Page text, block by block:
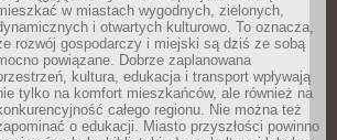
w miastach wygodnych, zielonych,
i otwartych kulturowo. To oznacza,
rozwój gospodarczy i miejski są dziś ze sobą
powiązane. Dobrze zaplanowana
kultura, edukacja i transport wpływają
tylko na komfort mieszkańców, ale również na
całego regionu. Nie można też
o edukacji. Miasto przyszłości powinno